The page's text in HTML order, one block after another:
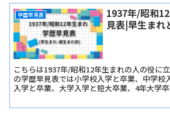
学歴早見表
1937年/昭和
見表|早生まれ
こちらは1937年/昭和12年生まれの人の役に
の学歴早見表では小学校入学と卒業、中学校
入学と卒業、大学入学と短大卒業、4年大学